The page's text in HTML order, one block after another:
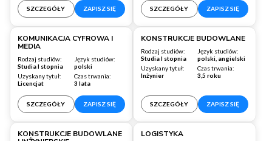
SZCZEGÓŁY ZAPISZ SIĘ SZCZEGÓŁY ZAPISZ SIĘ
Wrocław
KOMUNIKACJA CYFROWA I
MEDIA
Rodzaj studiów:
Studia I stopnia
Język studiów:
polski
Uzyskany tytuł:
Licencjat
Czas trwania:
3 lata
SZCZEGÓŁY ZAPISZ SIĘ
Warszawa
KONSTRUKCJE BUDOWLANE
Rodzaj studiów:
Studia I stopnia
Język studiów:
polski, angielski
Uzyskany tytuł:
Inżynier
Czas trwania:
3,5 roku
SZCZEGÓŁY ZAPISZ SIĘ
Warszawa
KONSTRUKCJE BUDOWLANE
LOGISTYKA